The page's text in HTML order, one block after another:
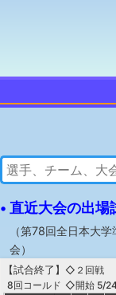
• 直近大会の出場
（第78回全日本大学
会）
【試合終了 】
8回コールド
◇２回戦
◇開始 5/